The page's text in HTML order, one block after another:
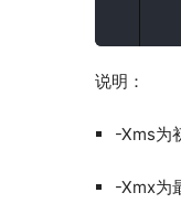
说明：
-Xms为
-Xmx为